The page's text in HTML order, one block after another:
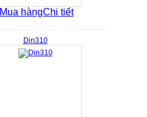
Mua hàngChi tiết
Din310